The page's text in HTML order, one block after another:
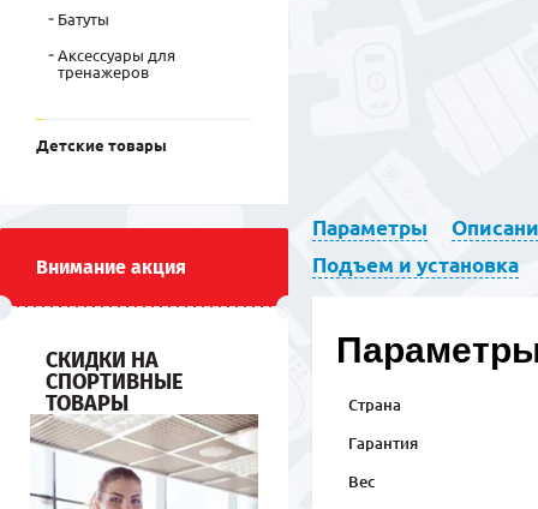
Параметры
Подъем и установка
Страна
Гарантия
Вес
Батуты
Аксессуары для
тренажеров
Детские товары
Внимание акция
СКИДКИ НА
СПОРТИВНЫЕ
ТОВАРЫ